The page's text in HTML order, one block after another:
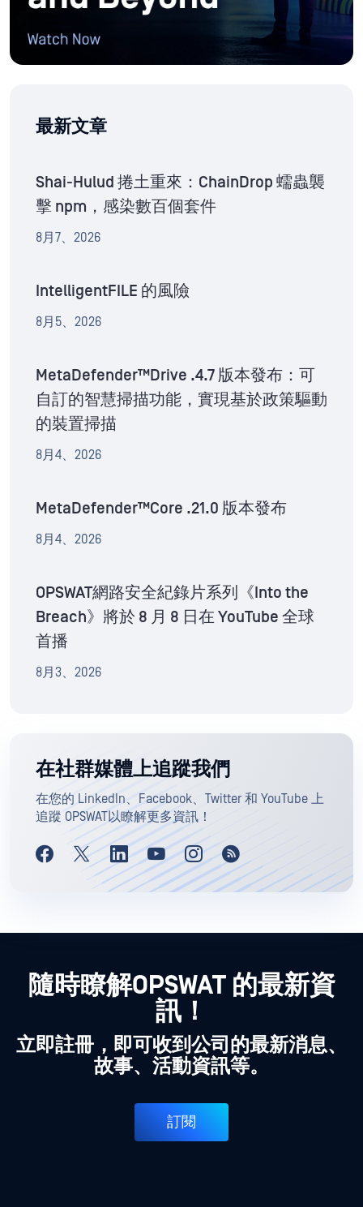
最新文章
Shai-Hulud 捲土重來：ChainDrop 蠕蟲襲
擊 npm，感染數百個套件
8月7、2026
IntelligentFILE 的風險
8月5、2026
MetaDefender™Drive .4.7 版本發布：可
自訂的智慧掃描功能，實現基於政策驅動
的裝置掃描
8月4、2026
MetaDefender™Core .21.0 版本發布
8月4、2026
OPSWAT網路安全紀錄片系列《Into the
Breach》將於 8 月 8 日在 YouTube 全球
首播
8月3、2026
在社群媒體上追蹤我們
在您的 LinkedIn、Facebook、Twitter 和 YouTube 上
追蹤 OPSWAT以瞭解更多資訊！
隨時瞭解OPSWAT 的最新資
訊！
立即註冊，即可收到公司的最新消息、
故事、活動資訊等。
訂閱